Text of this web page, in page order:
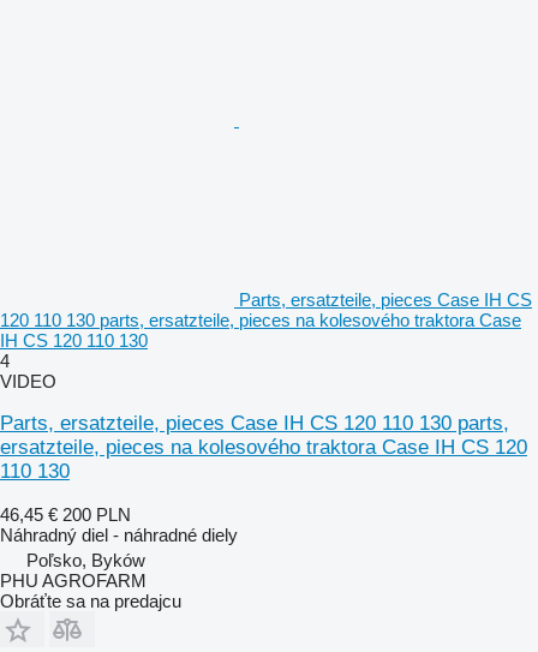
Parts, ersatzteile, pieces Case IH CS
120 110 130 parts, ersatzteile, pieces na kolesového traktora Case
IH CS 120 110 130
4
VIDEO
Parts, ersatzteile, pieces Case IH CS 120 110 130 parts,
ersatzteile, pieces na kolesového traktora Case IH CS 120
110 130
46,45 € 200 PLN
Náhradný diel - náhradné diely
Poľsko, Byków
PHU AGROFARM
Obráťte sa na predajcu